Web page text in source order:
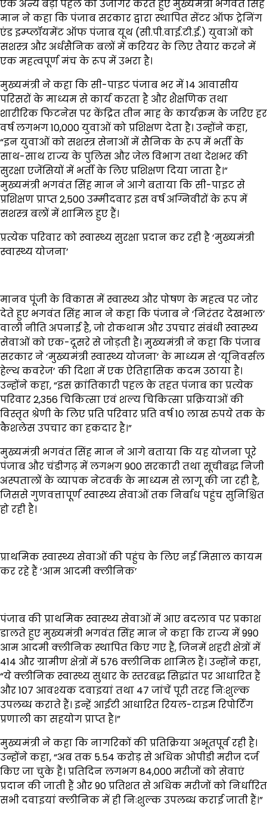
एक अन्य बड़ी पहल को उजागर करते हुए मुख्यमंत्री भगवंत सिंह
मान ने कहा कि पंजाब सरकार द्वारा स्थापित सेंटर ऑफ ट्रेनिंग
एंड इम्प्लॉयमेंट ऑफ पंजाब यूथ (सी.पी.वाई.टी.ई.) युवाओं को
सशस्त्र और अर्धसैनिक बलों में करियर के लिए तैयार करने में
एक महत्वपूर्ण मंच के रूप में उभरा है।
मुख्यमंत्री ने कहा कि सी-पाइट पंजाब भर में 14 आवासीय
परिसरों के माध्यम से कार्य करता है और शैक्षणिक तथा
शारीरिक फिटनेस पर केंद्रित तीन माह के कार्यक्रम के जरिए हर
वर्ष लगभग 10,000 युवाओं को प्रशिक्षण देता है। उन्होंने कहा,
“इन युवाओं को सशस्त्र सेनाओं में सैनिक के रूप में भर्ती के
साथ-साथ राज्य के पुलिस और जेल विभाग तथा देशभर की
सुरक्षा एजेंसियों में भर्ती के लिए प्रशिक्षण दिया जाता है।”
मुख्यमंत्री भगवंत सिंह मान ने आगे बताया कि सी-पाइट से
प्रशिक्षण प्राप्त 2,500 उम्मीदवार इस वर्ष अग्निवीरों के रूप में
सशस्त्र बलों में शामिल हुए हैं।
प्रत्येक परिवार को स्वास्थ्य सुरक्षा प्रदान कर रही है ‘मुख्यमंत्री
स्वास्थ्य योजना’
मानव पूंजी के विकास में स्वास्थ्य और पोषण के महत्व पर जोर
देते हुए भगवंत सिंह मान ने कहा कि पंजाब ने ‘निरंतर देखभाल’
वाली नीति अपनाई है, जो रोकथाम और उपचार संबंधी स्वास्थ्य
सेवाओं को एक-दूसरे से जोड़ती है। मुख्यमंत्री ने कहा कि पंजाब
सरकार ने ‘मुख्यमंत्री स्वास्थ्य योजना’ के माध्यम से ‘यूनिवर्सल
हेल्थ कवरेज’ की दिशा में एक ऐतिहासिक कदम उठाया है।
उन्होंने कहा, “इस क्रांतिकारी पहल के तहत पंजाब का प्रत्येक
परिवार 2,356 चिकित्सा एवं शल्य चिकित्सा प्रक्रियाओं की
विस्तृत श्रेणी के लिए प्रति परिवार प्रति वर्ष 10 लाख रुपये तक के
कैशलेस उपचार का हकदार है।”
मुख्यमंत्री भगवंत सिंह मान ने आगे बताया कि यह योजना पूरे
पंजाब और चंडीगढ़ में लगभग 900 सरकारी तथा सूचीबद्ध निजी
अस्पतालों के व्यापक नेटवर्क के माध्यम से लागू की जा रही है,
जिससे गुणवत्तापूर्ण स्वास्थ्य सेवाओं तक निर्बाध पहुंच सुनिश्चित
हो रही है।
प्राथमिक स्वास्थ्य सेवाओं की पहुंच के लिए नई मिसाल कायम
कर रहे हैं ‘आम आदमी क्लीनिक’
पंजाब की प्राथमिक स्वास्थ्य सेवाओं में आए बदलाव पर प्रकाश
डालते हुए मुख्यमंत्री भगवंत सिंह मान ने कहा कि राज्य में 990
आम आदमी क्लीनिक स्थापित किए गए हैं, जिनमें शहरी क्षेत्रों में
414 और ग्रामीण क्षेत्रों में 576 क्लीनिक शामिल हैं। उन्होंने कहा,
“ये क्लीनिक स्वास्थ्य सुधार के स्तरबद्ध सिद्धांत पर आधारित हैं
और 107 आवश्यक दवाइयां तथा 47 जांचें पूरी तरह निःशुल्क
उपलब्ध कराते हैं। इन्हें आईटी आधारित रियल-टाइम रिपोर्टिंग
प्रणाली का सहयोग प्राप्त है।”
मुख्यमंत्री ने कहा कि नागरिकों की प्रतिक्रिया अभूतपूर्व रही है।
उन्होंने कहा, “अब तक 5.54 करोड़ से अधिक ओपीडी मरीज दर्ज
किए जा चुके हैं। प्रतिदिन लगभग 84,000 मरीजों को सेवाएं
प्रदान की जाती हैं और 90 प्रतिशत से अधिक मरीजों को निर्धारित
सभी दवाइयां क्लीनिक में ही निःशुल्क उपलब्ध कराई जाती हैं।”